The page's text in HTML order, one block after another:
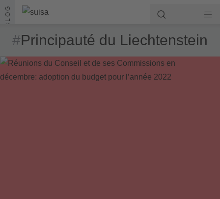
Aller au contenu
BLOG
#Principauté du Liechtenstein